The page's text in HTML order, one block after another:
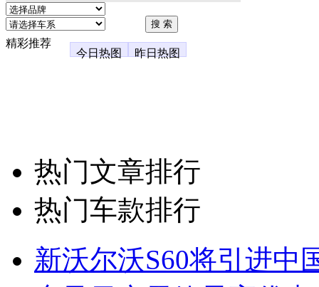
精彩推荐
今日热图
昨日热图
热门文章排行
热门车款排行
新沃尔沃S60将引进中